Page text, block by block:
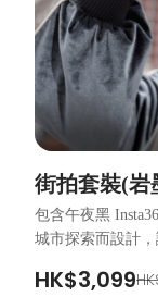
街拍套裝(岩
包含午夜黑
城市探索而設計，
HK$3,099